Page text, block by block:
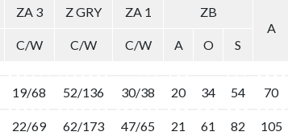
ZA 3 Z GRY ZA 1
ZB
A
C/W C/W C/W A O S
19/68 52/136 30/38 20 34 54 70
22/69 62/173 47/65 21 61 82 105